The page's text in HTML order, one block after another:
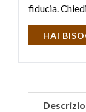
fiducia.
HAI